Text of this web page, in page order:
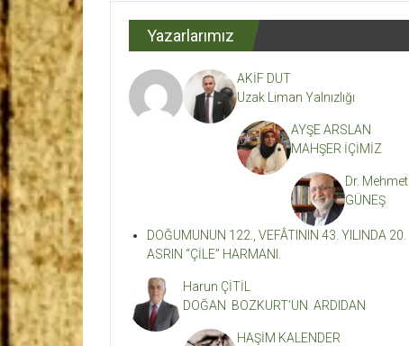
Dergisi
Kahramanmaraş'ın
Etkili
Edebiyat
Yazarlarımız
AKİF DUT
Uzak Liman Yalnızlığı
AYŞE ARSLAN
MAHŞER İÇİMİZ
Dr. Mehmet
GÜNEŞ
DOĞUMUNUN 122., VEFÂTININ 43. YILINDA 20.
ASRIN “ÇİLE” HARMANI.
Harun ÇİTİL
DOĞAN BOZKURT’UN ARDIDAN
HAŞİM KALENDER